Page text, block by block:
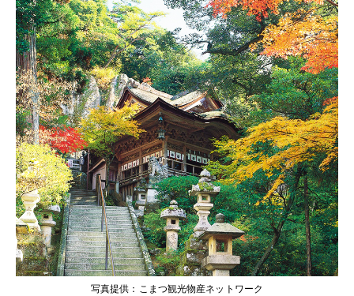
写真提供：こまつ観光物産ネットワーク